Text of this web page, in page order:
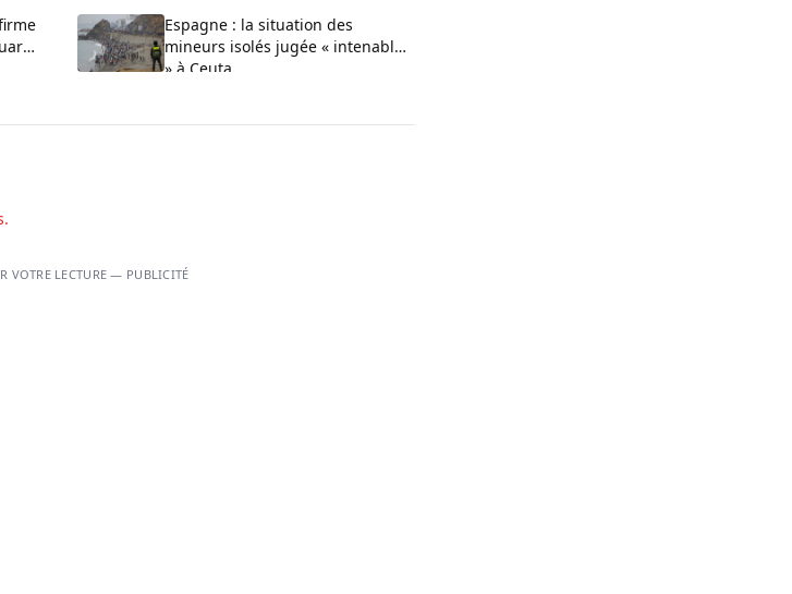
Espagne : la situation des
mineurs isolés jugée « intenable
» à Ceuta
VOTRE LECTURE — PUBLICITÉ